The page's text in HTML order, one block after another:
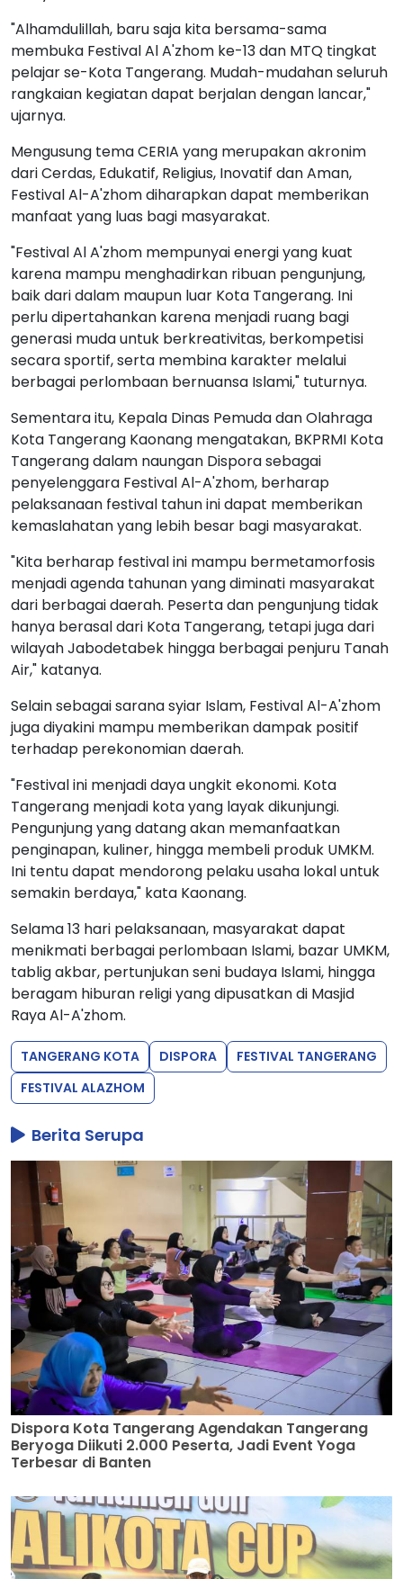
"Alhamdulillah, baru saja kita bersama-sama
membuka Festival Al A'zhom ke-13 dan MTQ tingkat
pelajar se-Kota Tangerang. Mudah-mudahan seluruh
rangkaian kegiatan dapat berjalan dengan lancar,"
Mengusung tema CERIA yang merupakan akronim
dari Cerdas, Edukatif, Religius, Inovatif dan Aman,
Festival Al-A'zhom diharapkan dapat memberikan
"Festival Al A'zhom mempunyai energi yang kuat
karena mampu menghadirkan ribuan pengunjung,
baik dari dalam maupun luar Kota Tangerang. Ini
perlu dipertahankan karena menjadi ruang bagi
generasi muda untuk berkreativitas, berkompetisi
secara sportif, serta membina karakter melalui
Sementara itu, Kepala Dinas Pemuda dan Olahraga
Kota Tangerang Kaonang mengatakan, BKPRMI Kota
Tangerang dalam naungan Dispora sebagai
penyelenggara Festival Al-A'zhom, berharap
pelaksanaan festival tahun ini dapat memberikan
"Kita berharap festival ini mampu bermetamorfosis
menjadi agenda tahunan yang diminati masyarakat
dari berbagai daerah. Peserta dan pengunjung tidak
hanya berasal dari Kota Tangerang, tetapi juga dari
wilayah Jabodetabek hingga berbagai penjuru Tanah
Selain sebagai sarana syiar Islam, Festival Al-A'zhom
juga diyakini mampu memberikan dampak positif
"Festival ini menjadi daya ungkit ekonomi. Kota
Tangerang menjadi kota yang layak dikunjungi.
Pengunjung yang datang akan memanfaatkan
penginapan, kuliner, hingga membeli produk UMKM.
Ini tentu dapat mendorong pelaku usaha lokal untuk
Selama 13 hari pelaksanaan, masyarakat dapat
menikmati berbagai perlombaan Islami, bazar UMKM,
tablig akbar, pertunjukan seni budaya Islami, hingga
beragam hiburan religi yang dipusatkan di Masjid
TANGERANG KOTA DISPORA
FESTIVAL TANGERANG
FESTIVAL ALAZHOM
Berita Serupa
Dispora Kota Tangerang Agendakan Tangerang
Beryoga Diikuti 2.000 Peserta, Jadi Event Yoga